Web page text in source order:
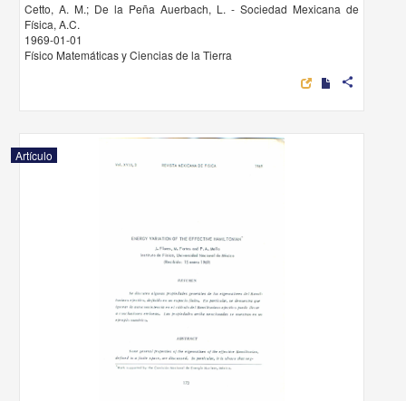
Cetto, A. M.; De la Peña Auerbach, L. - Sociedad Mexicana de
Física, A.C.
1969-01-01
Físico Matemáticas y Ciencias de la Tierra
share
Artículo